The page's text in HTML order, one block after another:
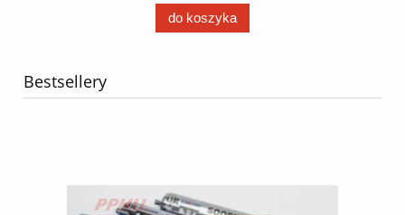
do koszyka
Bestsellery